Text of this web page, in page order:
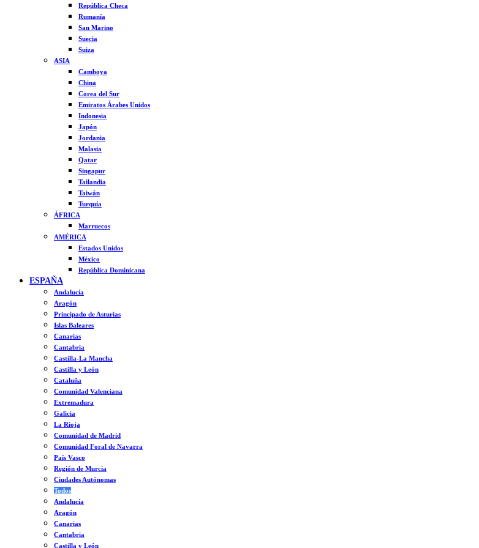
República Checa
Rumanía
San Marino
Suecia
Suiza
ASIA
Camboya
China
Corea del Sur
Emiratos Árabes Unidos
Indonesia
Japón
Jordania
Malasia
Qatar
Singapur
Tailandia
Taiwán
Turquía
ÁFRICA
Marruecos
AMÉRICA
Estados Unidos
México
República Dominicana
ESPAÑA
Andalucía
Aragón
Principado de Asturias
Islas Baleares
Canarias
Cantabria
Castilla-La Mancha
Castilla y León
Cataluña
Comunidad Valenciana
Extremadura
Galicia
La Rioja
Comunidad de Madrid
Comunidad Foral de Navarra
País Vasco
Región de Murcia
Ciudades Autónomas
Todos
Andalucía
Aragón
Canarias
Cantabria
Castilla y León